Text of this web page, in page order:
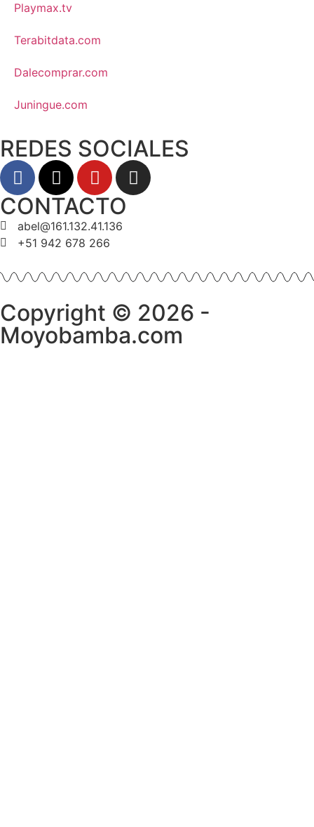
Playmax.tv
Terabitdata.com
Dalecomprar.com
Juningue.com
REDES SOCIALES
CONTACTO
abel@161.132.41.136
+51 942 678 266
Copyright © 2026 -
Moyobamba.com